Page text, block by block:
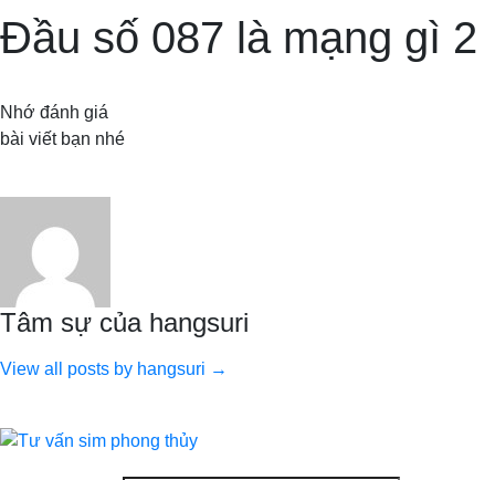
Đầu số 087 là mạng gì 2
Nhớ đánh giá
bài viết bạn nhé
Tâm sự của hangsuri
View all posts by hangsuri →